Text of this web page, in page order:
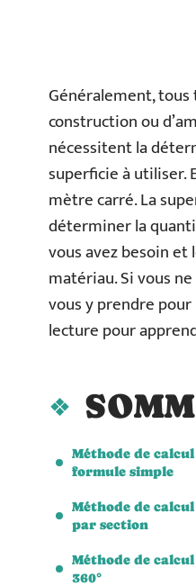
Généralement, tous
construction ou
nécessitent la
superficie à utiliser.
mètre carré. La
déterminer la
vous avez besoin et
matériau. Si vous
vous y prendre pour
lecture pour
Méthode de
formule simple
Méthode de
par section
Méthode de
360°